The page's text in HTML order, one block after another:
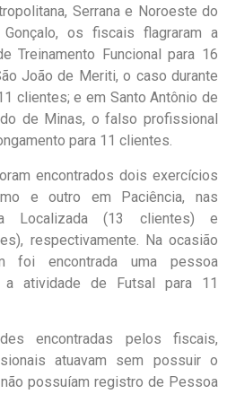
Serrana e Noroeste do
os fiscais flagraram a
Treinamento Funcional para 16
João de Meriti, o caso durante
clientes; e em Santo Antônio de
de Minas, o falso profissional
para 11 clientes.
encontrados dois exercícios
e outro em Paciência, nas
Localizada (13 clientes) e
respectivamente. Na ocasião
foi encontrada uma pessoa
a atividade de Futsal para 11
encontradas pelos fiscais,
atuavam sem possuir o
possuíam registro de Pessoa